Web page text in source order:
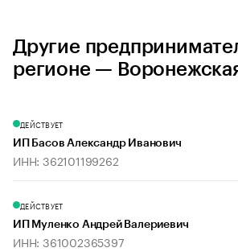
Другие
регионе —
ДЕЙСТВУЕТ
ИП Басов Александр Иванович
ИНН: 362101199262
ДЕЙСТВУЕТ
ИП Муленко Андрей Валериевич
ИНН: 361002365397